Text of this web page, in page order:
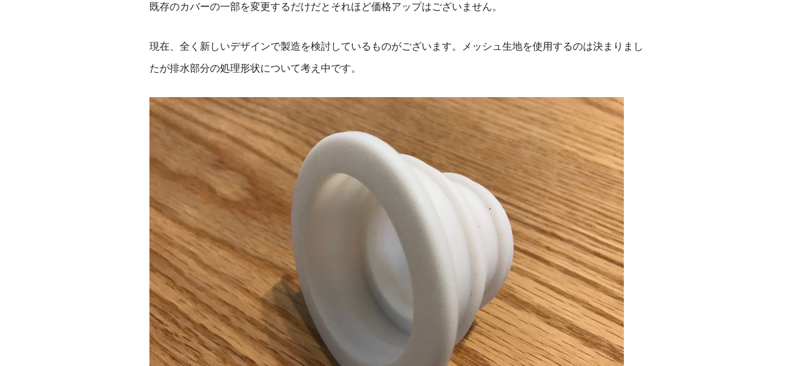
既存のカバーの一部を変更するだけだとそれほど価格アップはございません。
現在、全く新しいデザインで製造を検討しているものがございます。メッシュ生地を使用するのは決まりまし
たが排水部分の処理形状について考え中です。